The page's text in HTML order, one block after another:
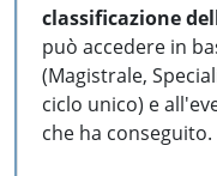
classificazione
può accedere in
(Magistrale,
ciclo unico) e
che ha conseguito.